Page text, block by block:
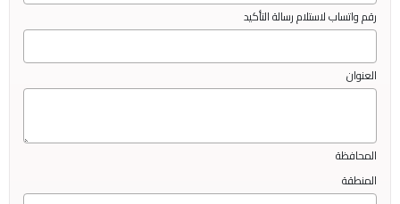
رقم واتساب لاستلام رسالة التأكيد
العنوان
المحافظة
المنطقة